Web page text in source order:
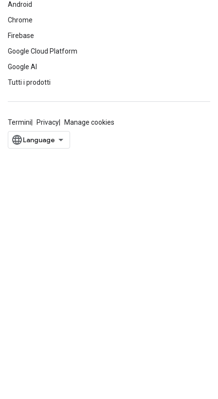
Android
Chrome
Firebase
Google Cloud Platform
Google AI
Tutti i prodotti
Termini Privacy Manage cookies